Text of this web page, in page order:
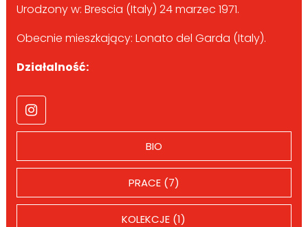
Urodzony w: Brescia (Italy) 24 marzec 1971.
Obecnie mieszkający: Lonato del Garda (Italy).
Działalność:
BIO
PRACE (7)
KOLEKCJE (1)